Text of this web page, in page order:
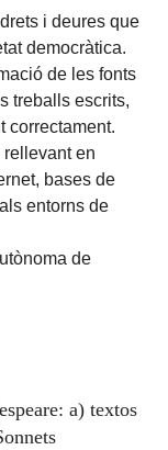
i deures que
democràtica.
de les fonts
treballs escrits,
correctament.
rellevant en
bases de
entorns de
de
a) textos